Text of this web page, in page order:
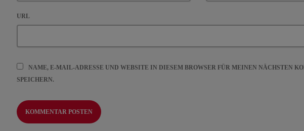
URL
NAME, E-MAIL-ADRESSE UND WEBSITE IN DIESEM BROWSER FÜR MEINEN NÄCHSTEN
SPEICHERN.